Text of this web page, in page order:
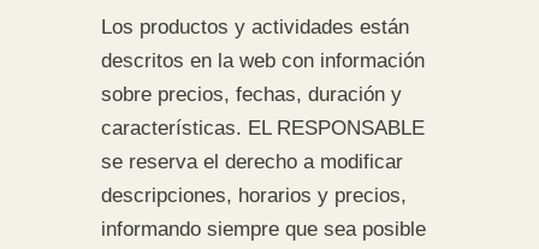
Los productos y actividades están
descritos en la web con información
sobre precios, fechas, duración y
características. EL RESPONSABLE
se reserva el derecho a modificar
descripciones, horarios y precios,
informando siempre que sea posible